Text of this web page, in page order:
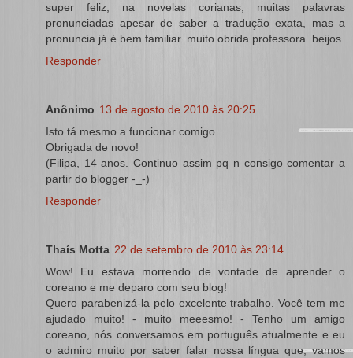
super feliz, na novelas corianas, muitas palavras
pronunciadas apesar de saber a tradução exata, mas a
pronuncia já é bem familiar. muito obrida professora. beijos
Responder
Anônimo 13 de agosto de 2010 às 20:25
Isto tá mesmo a funcionar comigo.
Obrigada de novo!
(Filipa, 14 anos. Continuo assim pq n consigo comentar a
partir do blogger -_-)
Responder
Thaís Motta 22 de setembro de 2010 às 23:14
Wow! Eu estava morrendo de vontade de aprender o
coreano e me deparo com seu blog!
Quero parabenizá-la pelo excelente trabalho. Você tem me
ajudado muito! - muito meeesmo! - Tenho um amigo
coreano, nós conversamos em português atualmente e eu
o admiro muito por saber falar nossa língua que, vamos